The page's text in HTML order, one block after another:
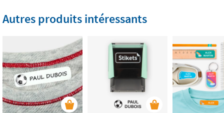
Autres produits intéressants